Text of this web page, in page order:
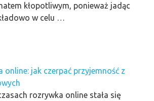
kłopotliwym, ponieważ jadąc
w celu …
online: jak czerpać przyjemność z
rozrywka online stała się